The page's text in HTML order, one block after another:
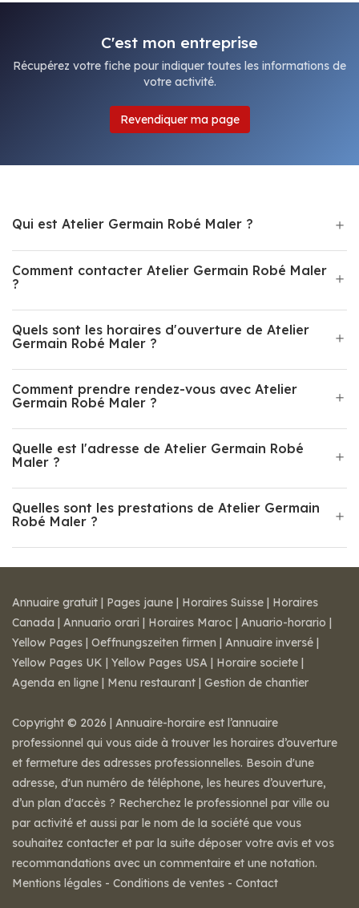
C'est mon entreprise
Récupérez votre fiche pour indiquer toutes les informations de
votre activité.
Revendiquer ma page
Qui est Atelier Germain Robé Maler ?
Comment contacter Atelier Germain Robé Maler
?
Quels sont les horaires d'ouverture de Atelier
Germain Robé Maler ?
Comment prendre rendez-vous avec Atelier
Germain Robé Maler ?
Quelle est l'adresse de Atelier Germain Robé
Maler ?
Quelles sont les prestations de Atelier Germain
Robé Maler ?
Annuaire gratuit | Pages jaune | Horaires Suisse | Horaires
Canada | Annuario orari | Horaires Maroc | Anuario-horario |
Yellow Pages | Oeffnungszeiten firmen | Annuaire inversé |
Yellow Pages UK | Yellow Pages USA | Horaire societe |
Agenda en ligne | Menu restaurant | Gestion de chantier
Copyright © 2026 | Annuaire-horaire est l’annuaire
professionnel qui vous aide à trouver les horaires d’ouverture
et fermeture des adresses professionnelles. Besoin d'une
adresse, d'un numéro de téléphone, les heures d’ouverture,
d’un plan d'accès ? Recherchez le professionnel par ville ou
par activité et aussi par le nom de la société que vous
souhaitez contacter et par la suite déposer votre avis et vos
recommandations avec un commentaire et une notation.
Mentions légales - Conditions de ventes - Contact